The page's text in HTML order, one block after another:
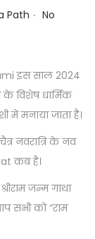
Path . No
इस साल 2024
के विशेष धार्मिक
में मनाया जाता है।
नवरात्रि के नव
कब है।
जन्म गाथा
सभी को “राम